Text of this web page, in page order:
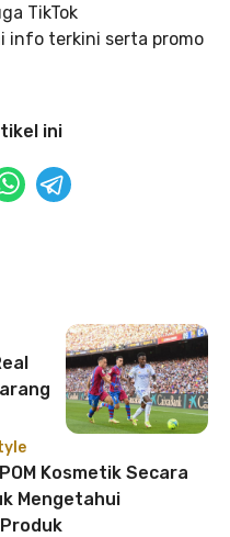
TikTok
info terkini serta promo
ini
Kosmetik Secara
Mengetahui